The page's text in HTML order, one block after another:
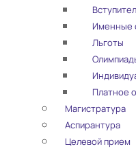
Именные
Льготы
Платное
Магистратура
Аспирантура
Целевой прием